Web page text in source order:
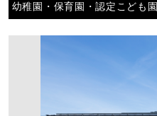
幼稚園・保育園・認定こども園